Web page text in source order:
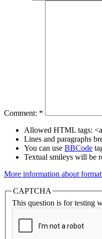
Comment: *
Allowed HTML tags:
Lines and paragraphs
You can use BBCode
Textual smileys will be
More information about
CAPTCHA
This question is for testing